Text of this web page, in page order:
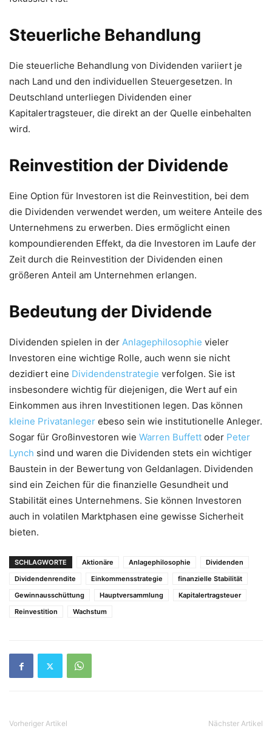
Steuerliche Behandlung
Die steuerliche Behandlung von Dividenden variiert je
nach Land und den individuellen Steuergesetzen. In
Deutschland unterliegen Dividenden einer
Kapitalertragsteuer, die direkt an der Quelle einbehalten
wird.
Reinvestition der Dividende
Eine Option für Investoren ist die Reinvestition, bei dem
die Dividenden verwendet werden, um weitere Anteile des
Unternehmens zu erwerben. Dies ermöglicht einen
kompoundierenden Effekt, da die Investoren im Laufe der
Zeit durch die Reinvestition der Dividenden einen
größeren Anteil am Unternehmen erlangen.
Bedeutung der Dividende
Dividenden spielen in der Anlagephilosophie vieler
Investoren eine wichtige Rolle, auch wenn sie nicht
dezidiert eine Dividendenstrategie verfolgen. Sie ist
insbesondere wichtig für diejenigen, die Wert auf ein
Einkommen aus ihren Investitionen legen. Das können
kleine Privatanleger ebeso sein wie institutionelle Anleger.
Sogar für Großinvestoren wie Warren Buffett oder Peter
Lynch sind und waren die Dividenden stets ein wichtiger
Baustein in der Bewertung von Geldanlagen. Dividenden
sind ein Zeichen für die finanzielle Gesundheit und
Stabilität eines Unternehmens. Sie können Investoren
auch in volatilen Marktphasen eine gewisse Sicherheit
bieten.
SCHLAGWORTE Aktionäre Anlagephilosophie
Dividenden
Dividendenrendite
Einkommensstrategie
finanzielle Stabilität
Gewinnausschüttung
Hauptversammlung
Kapitalertragsteuer
Reinvestition
Wachstum
Vorheriger Artikel Nächster Artikel